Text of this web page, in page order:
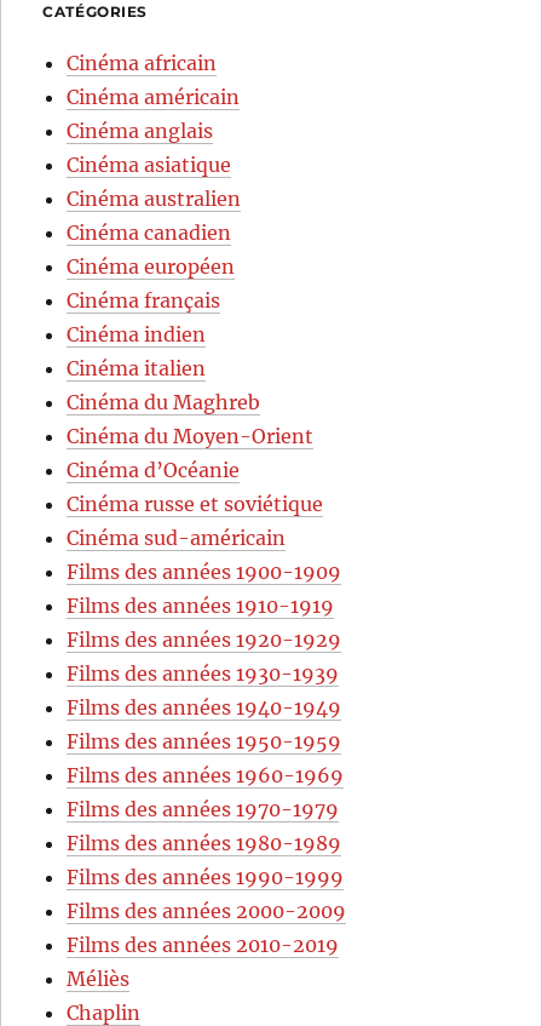
CATÉGORIES
Cinéma africain
Cinéma américain
Cinéma anglais
Cinéma asiatique
Cinéma australien
Cinéma canadien
Cinéma européen
Cinéma français
Cinéma indien
Cinéma italien
Cinéma du Maghreb
Cinéma du Moyen-Orient
Cinéma d’Océanie
Cinéma russe et soviétique
Cinéma sud-américain
Films des années 1900-1909
Films des années 1910-1919
Films des années 1920-1929
Films des années 1930-1939
Films des années 1940-1949
Films des années 1950-1959
Films des années 1960-1969
Films des années 1970-1979
Films des années 1980-1989
Films des années 1990-1999
Films des années 2000-2009
Films des années 2010-2019
Méliès
Chaplin